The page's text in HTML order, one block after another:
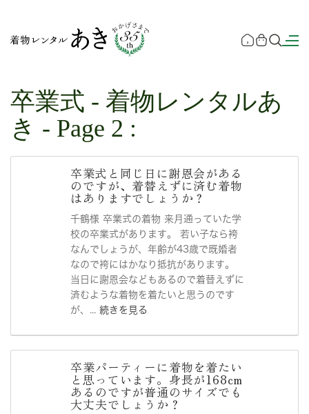
卒業式 - 着物レンタルあ
き - Page 2 :
卒業式と同じ日に謝恩会がある
のですが、着替えずに済む着物
はありますでしょうか？
千鶴様 卒業式の着物 来月通っていた学
校の卒業式があります。 若い子なら袴
なんでしょうが、年齢が43歳で既婚者
なので袴にはかなり抵抗があります。
当日に謝恩会などもあるので着替えずに
済むような着物を着たいと思うのです
が、...続きを見る
卒業パーティーに着物を着たい
と思っています。身長が168cm
あるのですが普通のサイズでも
大丈夫でしょうか？